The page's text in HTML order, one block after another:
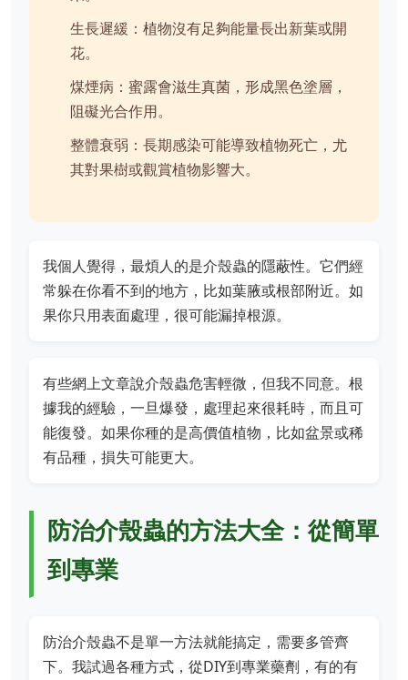
生長遲緩：植物沒有足夠能量長出新葉或開
花。
煤煙病：蜜露會滋生真菌，形成黑色塗層，
阻礙光合作用。
整體衰弱：長期感染可能導致植物死亡，尤
其對果樹或觀賞植物影響大。
我個人覺得，最煩人的是介殼蟲的隱蔽性。它們經
常躲在你看不到的地方，比如葉腋或根部附近。如
果你只用表面處理，很可能漏掉根源。
有些網上文章說介殼蟲危害輕微，但我不同意。根
據我的經驗，一旦爆發，處理起來很耗時，而且可
能復發。如果你種的是高價值植物，比如盆景或稀
有品種，損失可能更大。
防治介殼蟲的方法大全：從簡單
到專業
防治介殼蟲不是單一方法就能搞定，需要多管齊
下。我試過各種方式，從DIY到專業藥劑，有的有